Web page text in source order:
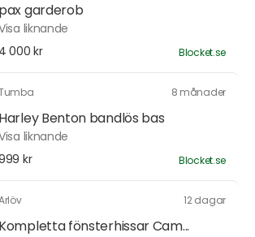
pax garderob
liknande
4 000 kr
Blocket.se
8 månader
Harley Benton bandlös bas
liknande
kr
Blocket.se
12 dagar
Kompletta fönsterhissar Cam...